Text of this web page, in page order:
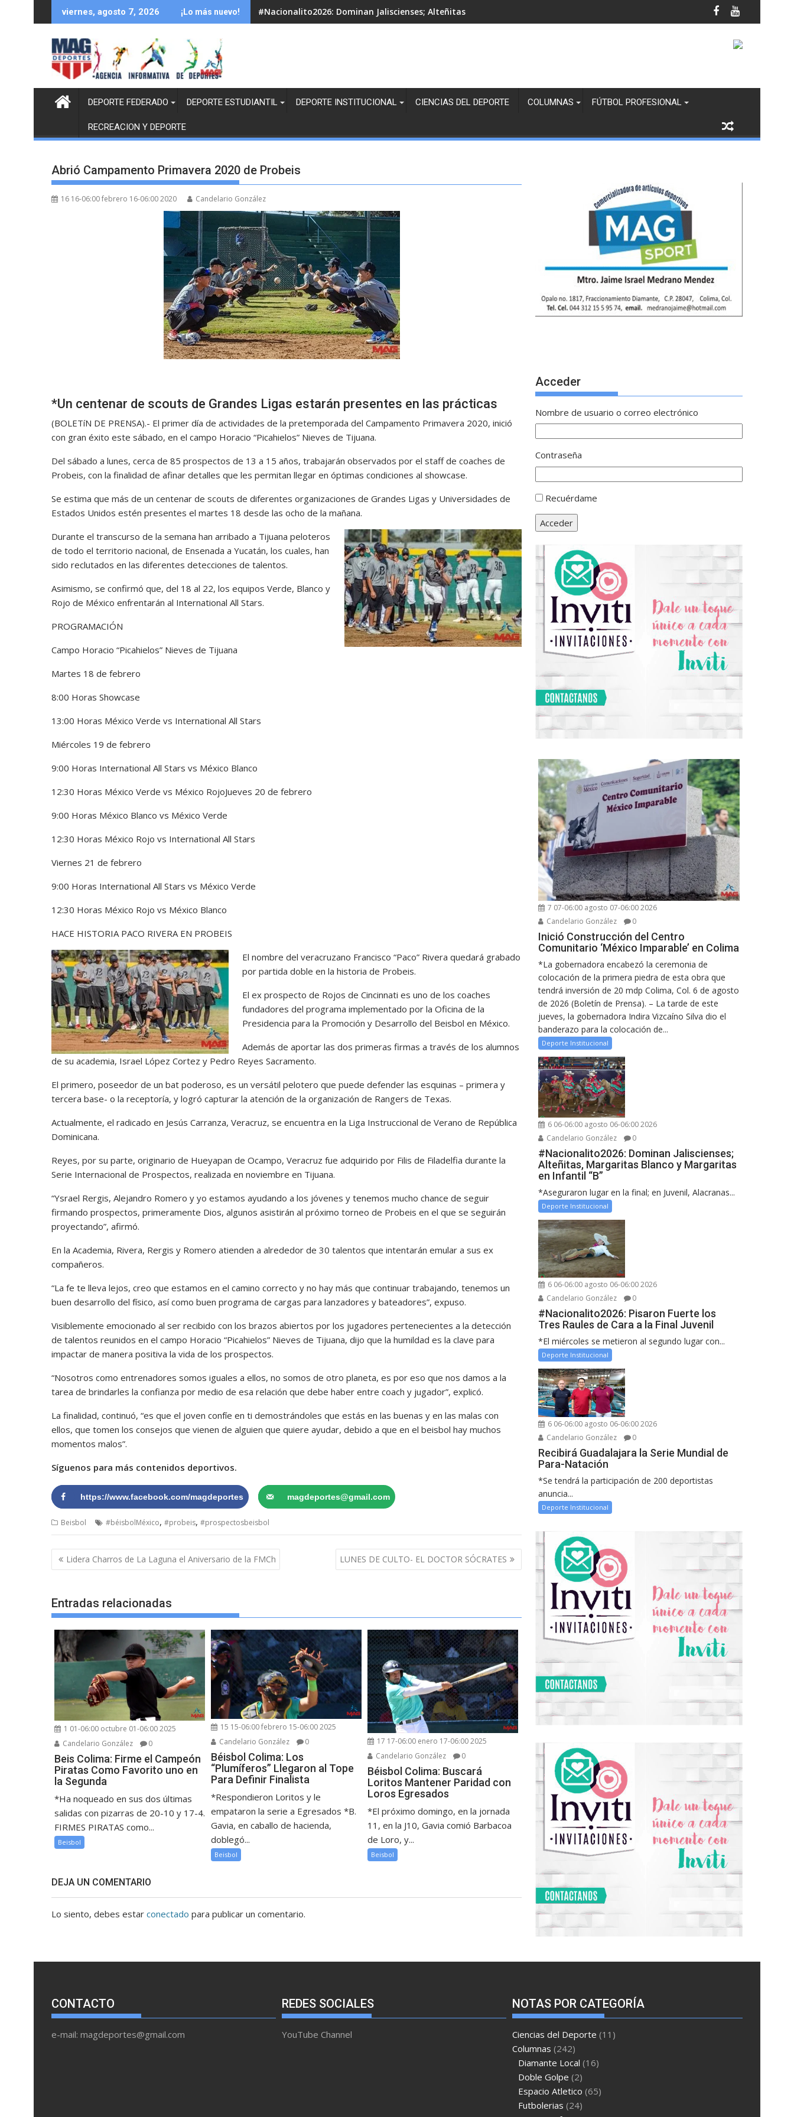
al
viernes, agosto 7, 2026 ¡Lo más nuevo! #Nacionalito2026: Dominan Jaliscienses; Alteñitas, Margaritas Blanco y Margaritas en Infantil “B”
DEPORTE FEDERADO DEPORTE ESTUDIANTIL DEPORTE INSTITUCIONAL CIENCIAS DEL DEPORTE COLUMNAS FÚTBOL PROFESIONAL
RECREACION Y DEPORTE
Abrió Campamento Primavera 2020 de Probeis
16 16-06:00 febrero 16-06:00 2020 Candelario González
*Un centenar de scouts de Grandes Ligas estarán presentes en las prácticas
(BOLETíN DE PRENSA).- El primer día de actividades de la pretemporada del Campamento Primavera 2020, inició
con gran éxito este sábado, en el campo Horacio “Picahielos” Nieves de Tijuana.
Del sábado a lunes, cerca de 85 prospectos de 13 a 15 años, trabajarán observados por el staff de coaches de
Probeis, con la finalidad de afinar detalles que les permitan llegar en óptimas condiciones al showcase.
Se estima que más de un centenar de scouts de diferentes organizaciones de Grandes Ligas y Universidades de
Estados Unidos estén presentes el martes 18 desde las ocho de la mañana.
Durante el transcurso de la semana han arribado a Tijuana peloteros
de todo el territorio nacional, de Ensenada a Yucatán, los cuales, han
sido reclutados en las diferentes detecciones de talentos.
Asimismo, se confirmó que, del 18 al 22, los equipos Verde, Blanco y
Rojo de México enfrentarán al International All Stars.
PROGRAMACIÓN
Campo Horacio “Picahielos” Nieves de Tijuana
Martes 18 de febrero
8:00 Horas Showcase
13:00 Horas México Verde vs International All Stars
Miércoles 19 de febrero
9:00 Horas International All Stars vs México Blanco
12:30 Horas México Verde vs México RojoJueves 20 de febrero
9:00 Horas México Blanco vs México Verde
12:30 Horas México Rojo vs International All Stars
Viernes 21 de febrero
9:00 Horas International All Stars vs México Verde
12:30 Horas México Rojo vs México Blanco
HACE HISTORIA PACO RIVERA EN PROBEIS
El nombre del veracruzano Francisco “Paco” Rivera quedará grabado
por partida doble en la historia de Probeis.
El ex prospecto de Rojos de Cincinnati es uno de los coaches
fundadores del programa implementado por la Oficina de la
Presidencia para la Promoción y Desarrollo del Beisbol en México.
Además de aportar las dos primeras firmas a través de los alumnos
de su academia, Israel López Cortez y Pedro Reyes Sacramento.
El primero, poseedor de un bat poderoso, es un versátil pelotero que puede defender las esquinas – primera y
tercera base- o la receptoría, y logró capturar la atención de la organización de Rangers de Texas.
Actualmente, el radicado en Jesús Carranza, Veracruz, se encuentra en la Liga Instruccional de Verano de República
Dominicana.
Reyes, por su parte, originario de Hueyapan de Ocampo, Veracruz fue adquirido por Filis de Filadelfia durante la
Serie Internacional de Prospectos, realizada en noviembre en Tijuana.
“Ysrael Rergis, Alejandro Romero y yo estamos ayudando a los jóvenes y tenemos mucho chance de seguir
firmando prospectos, primeramente Dios, algunos asistirán al próximo torneo de Probeis en el que se seguirán
proyectando”, afirmó.
En la Academia, Rivera, Rergis y Romero atienden a alrededor de 30 talentos que intentarán emular a sus ex
compañeros.
“La fe te lleva lejos, creo que estamos en el camino correcto y no hay más que continuar trabajando, tenemos un
buen desarrollo del físico, así como buen programa de cargas para lanzadores y bateadores”, expuso.
Visiblemente emocionado al ser recibido con los brazos abiertos por los jugadores pertenecientes a la detección
de talentos reunidos en el campo Horacio “Picahielos” Nieves de Tijuana, dijo que la humildad es la clave para
impactar de manera positiva la vida de los prospectos.
“Nosotros como entrenadores somos iguales a ellos, no somos de otro planeta, es por eso que nos damos a la
tarea de brindarles la confianza por medio de esa relación que debe haber entre coach y jugador”, explicó.
La finalidad, continuó, “es que el joven confíe en ti demostrándoles que estás en las buenas y en las malas con
ellos, que tomen los consejos que vienen de alguien que quiere ayudar, debido a que en el beisbol hay muchos
momentos malos”.
Síguenos para más contenidos deportivos.
https://www.facebook.com/magdeportes magdeportes@gmail.com
Beisbol #béisbolMéxico, #probeis, #prospectosbeisbol
Navegación
de
Lidera Charros de La Laguna el Aniversario de la FMCh LUNES DE CULTO- EL DOCTOR SÓCRATES
Entradas relacionadas
1 01-06:00 octubre 01-06:00 2025
Candelario González
0
Beis Colima: Firme el Campeón
Piratas Como Favorito uno en
la Segunda
*Ha noqueado en sus dos últimas
salidas con pizarras de 20-10 y 17-4.
FIRMES PIRATAS como...
Beisbol
15 15-06:00 febrero 15-06:00 2025
Candelario González
0
Béisbol Colima: Los
“Plumíferos” Llegaron al Tope
Para Definir Finalista
*Respondieron Loritos y le
empataron la serie a Egresados *B.
Gavia, en caballo de hacienda,
doblegó...
Beisbol
17 17-06:00 enero 17-06:00 2025
Candelario González
0
Béisbol Colima: Buscará
Loritos Mantener Paridad con
Loros Egresados
*El próximo domingo, en la jornada
11, en la J10, Gavia comió Barbacoa
de Loro, y...
Beisbol
DEJA UN COMENTARIO
Lo siento, debes estar conectado para publicar un comentario.
Acceder
Nombre de usuario o correo electrónico
Contraseña
Recuérdame
Acceder
7 07-06:00 agosto 07-06:00 2026
Candelario González
0
Inició Construcción del Centro
Comunitario ‘México Imparable’ en Colima
*La gobernadora encabezó la ceremonia de
colocación de la primera piedra de esta obra que
tendrá inversión de 20 mdp Colima, Col. 6 de agosto
de 2026 (Boletín de Prensa). – La tarde de este
jueves, la gobernadora Indira Vizcaíno Silva dio el
banderazo para la colocación de...
Deporte Institucional
6 06-06:00 agosto 06-06:00 2026
Candelario González
0
#Nacionalito2026: Dominan Jaliscienses;
Alteñitas, Margaritas Blanco y Margaritas
en Infantil “B”
*Aseguraron lugar en la final; en Juvenil, Alacranas...
Deporte Institucional
6 06-06:00 agosto 06-06:00 2026
Candelario González
0
#Nacionalito2026: Pisaron Fuerte los
Tres Raules de Cara a la Final Juvenil
*El miércoles se metieron al segundo lugar con...
Deporte Institucional
6 06-06:00 agosto 06-06:00 2026
Candelario González
0
Recibirá Guadalajara la Serie Mundial de
Para-Natación
*Se tendrá la participación de 200 deportistas
anuncia...
Deporte Institucional
CONTACTO
e-mail: magdeportes@gmail.com
REDES SOCIALES
YouTube Channel
NOTAS POR CATEGORÍA
Ciencias del Deporte (11)
Columnas (242)
Diamante Local (16)
Doble Golpe (2)
Espacio Atletico (65)
Futbolerias (24)